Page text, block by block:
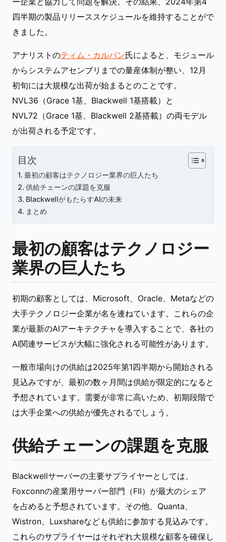
四半期の製品リリーススケジュールを維持することがで
きました。
アナリストのティム・カルパン氏によると、モジュール
からシステムアセンブリまでの量産体制が整い、12月
初旬には大規模な出荷が始まるとのことです。
NVL36（Grace 1基、Blackwell 1基搭載）と
NVL72（Grace 1基、Blackwell 2基搭載）の両モデル
が出荷される予定です。
目次
最初の顧客はテクノロジー業界の巨人たち
供給チェーンの課題を克服
BlackwellがもたらすAIの未来
まとめ
最初の顧客はテクノロジー
業界の巨人たち
初期の顧客としては、Microsoft、Oracle、Metaなどの
大手テクノロジー企業が名を連ねています。これらの企
業が最新のAIアーキテクチャを導入することで、各社の
AI関連サービスが大幅に強化される可能性があります。
一般市場向けの供給は2025年第1四半期から開始される
見込みですが、最初の数ヶ月間は供給が限定的になると
予想されています。需要が非常に高いため、初期段階で
は大手企業への供給が優先されるでしょう。
供給チェーンの課題を克服
Blackwellサーバーの主要サプライヤーとしては、
Foxconnの産業用サーバー部門（FII）が最大のシェア
を占めると予想されています。その他、Quanta、
Wistron、Luxshareなども供給に参加する見込みです。
これらのサプライヤーはそれぞれ大規模な顧客を確保し